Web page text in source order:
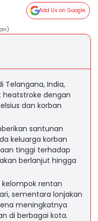
Add Us on Google
Telangana, India,
heatstroke dengan
dan korban
santunan
keluarga korban
tinggi terhadap
berlanjut hingga
rentan
sementara lonjakan
meningkatnya
di berbagai kota.